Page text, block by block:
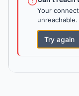
Your
Try again